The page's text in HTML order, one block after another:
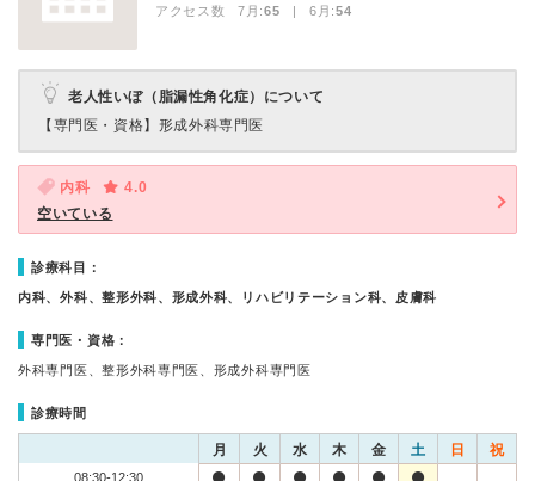
アクセス数 7月:65 | 6月:54
老人性いぼ（脂漏性角化症）について
【専門医・資格】 形成外科専門医
内科
4.0
空いている
診療科目：
内科、外科、整形外科、形成外科、リハビリテーション科、皮膚科
専門医・資格：
外科専門医、整形外科専門医、形成外科専門医
診療時間
月 火 水 木 金 土 日 祝
08:30-12:30